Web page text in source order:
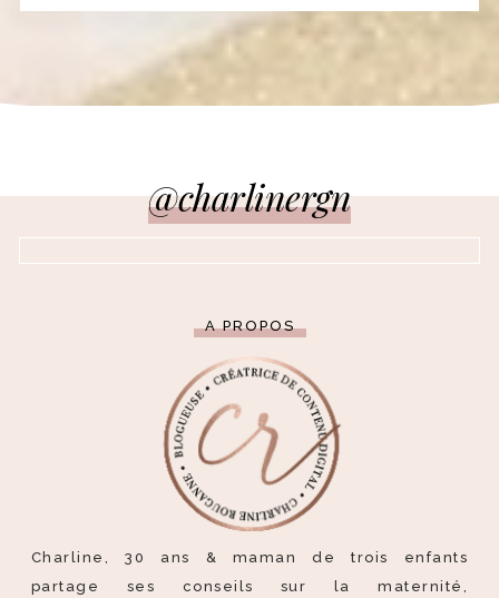
@charlinergn
A PROPOS
Charline, 30 ans & maman de trois enfants
partage ses conseils sur la maternité,